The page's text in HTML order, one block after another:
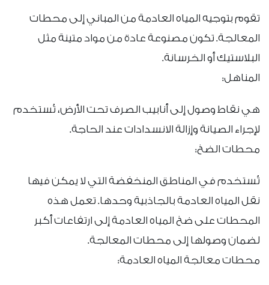
تقوم بتوجيه المياه العادمة من المباني إلى محطات
المعالجة. تكون مصنوعة عادة من مواد متينة مثل
البلاستيك أو الخرسانة.
المناهل:
هي نقاط وصول إلى أنابيب الصرف تحت الأرض، تُستخدم
لإجراء الصيانة وإزالة الانسدادات عند الحاجة.
محطات الضخ:
تُستخدم في المناطق المنخفضة التي لا يمكن فيها
نقل المياه العادمة بالجاذبية وحدها. تعمل هذه
المحطات على ضخ المياه العادمة إلى ارتفاعات أكبر
لضمان وصولها إلى محطات المعالجة.
محطات معالجة المياه العادمة: